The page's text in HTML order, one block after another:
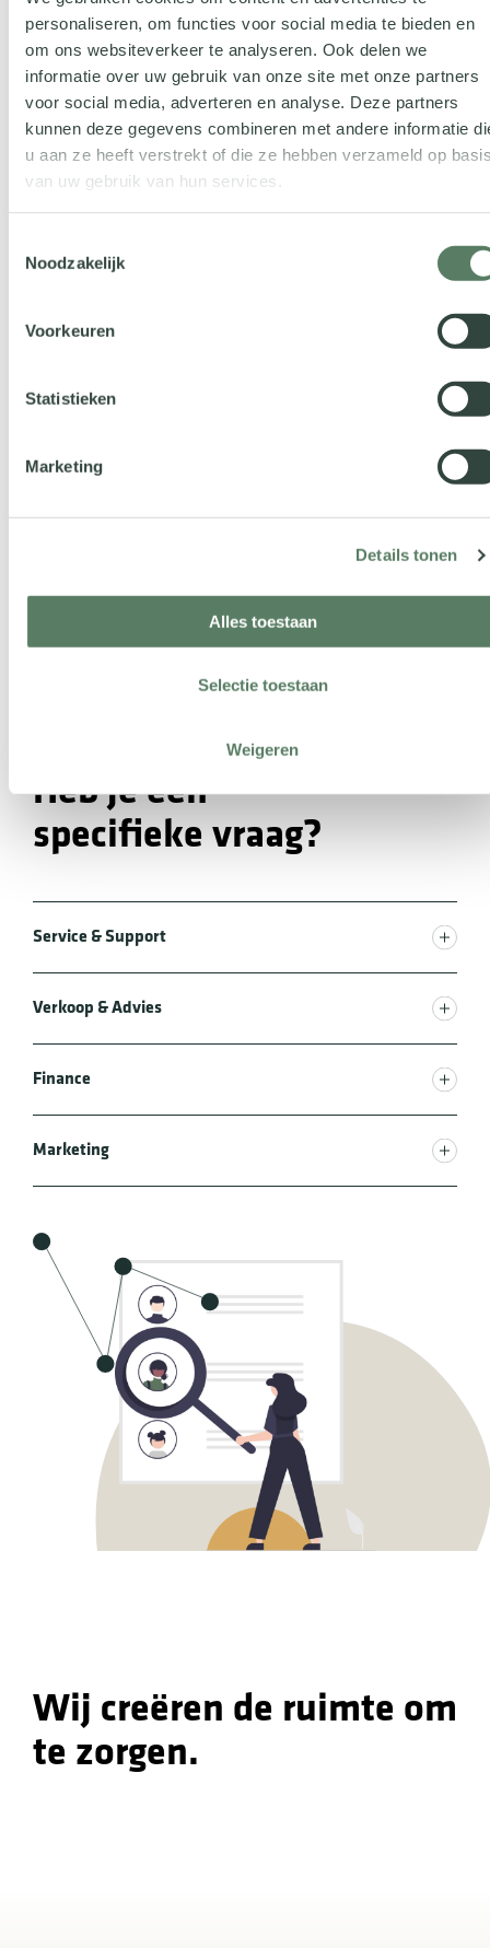
personaliseren, om functies voor social media te bieden en
om ons websiteverkeer te analyseren. Ook delen we
informatie over uw gebruik van onze site met onze partners
voor social media, adverteren en analyse. Deze partners
kunnen deze gegevens combineren met andere informatie
u aan ze heeft verstrekt of die ze hebben verzameld op
van uw gebruik van hun services.
Noodzakelijk
Voorkeuren
Statistieken
Marketing
Details tonen
Alles toestaan
Selectie toestaan
Weigeren
Let op: Dit formulier is niet bedoeld voor
supportvragen. Gelieve supportvragen in te dienen via
ons support ticketsysteem direct in onze applicatie.
Instemming
om op deze aanvraag te kunnen reageren. Klik
Geen titel
Klik om te starten
Heb je een
specifieke vraag?
Service & Support
Verkoop & Advies
Finance
Marketing
Wij creëren de ruimte om
te zorgen.